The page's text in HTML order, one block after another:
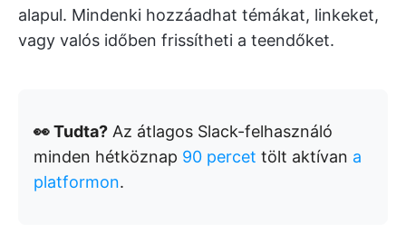
alapul. Mindenki hozzáadhat témákat, linkeket,
vagy valós időben frissítheti a teendőket.
👀 Tudta? Az átlagos Slack-felhasználó
minden hétköznap 90 percet tölt aktívan a
platformon.